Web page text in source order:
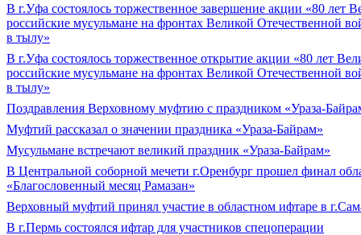
В г.Уфа состоялось торжественное завершение акции «80 лет
российские мусульмане на фронтах Великой Отечественной
в тылу»
В г.Уфа состоялось торжественное открытие акции «80 лет
российские мусульмане на фронтах Великой Отечественной
в тылу»
Поздравления Верховному муфтию с праздником «Ураза-
Муфтий рассказал о значении праздника «Ураза-Байрам»
Мусульмане встречают великий праздник «Ураза-Байрам»
В Центральной соборной мечети г.Оренбург прошел финал
«Благословенный месяц Рамазан»
Верховный муфтий принял участие в областном ифтаре в
В г.Пермь состоялся ифтар для участников спецоперации